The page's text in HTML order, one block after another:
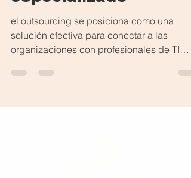
especializado
el outsourcing se posiciona como una
solución efectiva para conectar a las
necesarias para integrarse